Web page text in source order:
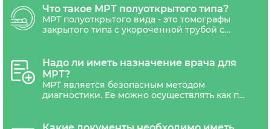
более просторную и открытую среду во
время исследования, что может помочь
пациентам, испытывающим дискомфорт
или страх в тесных и закрытых
Что такое МРТ полуоткрытого типа?
МРТ полуоткрытого вида - это томографы
закрытого типа с укороченной трубой с
закрытую среду по сравнению с
традиционными МРТ-сканерами закрытого
типа. Такой томограф предназначен для
обеспечения большей комфортности
пациента и снижения тревоги, связанной с
Надо ли иметь назначение врача для
МРТ?
МРТ является безопасным методом
диагностики. Ее можно осуществлять как по
Направления на МРТ может потребоваться